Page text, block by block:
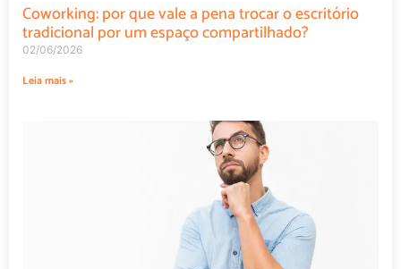
Coworking: por que vale a pena trocar o escritório
tradicional por um espaço compartilhado?
02/06/2026
Leia mais »